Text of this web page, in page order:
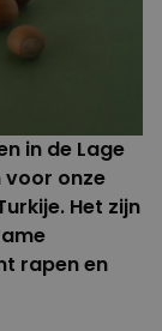
in de Lage
voor onze
Het zijn
rapen en